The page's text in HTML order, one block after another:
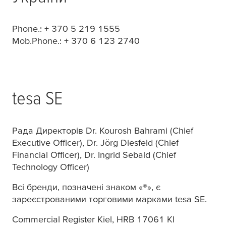
Phone.: + 370 5 219 1555
Mob.Phone.: + 370 6 123 2740
tesa SE
Рада Директорів Dr. Kourosh Bahrami (Chief
Executive Officer), Dr. Jörg Diesfeld (Chief
Financial Officer), Dr. Ingrid Sebald (Chief
Technology Officer)
Всі бренди, позначені знаком «®», є
зареєстрованими торговими марками tesa SE.
Commercial Register Kiel, HRB 17061 KI